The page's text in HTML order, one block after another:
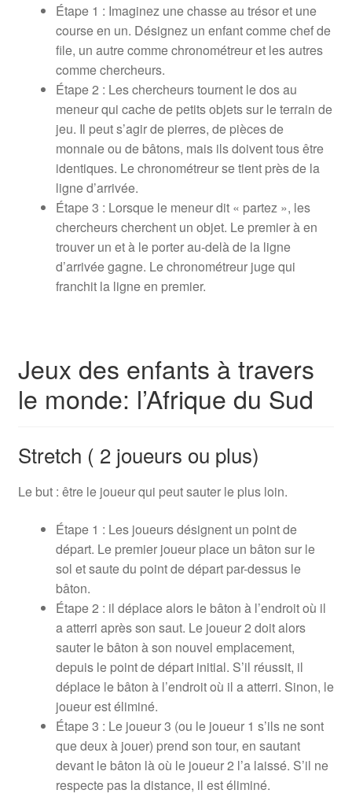
Étape 1 : Imaginez une chasse au trésor et une
course en un. Désignez un enfant comme chef de
file, un autre comme chronométreur et les autres
comme chercheurs.
Étape 2 : Les chercheurs tournent le dos au
meneur qui cache de petits objets sur le terrain de
jeu. Il peut s’agir de pierres, de pièces de
monnaie ou de bâtons, mais ils doivent tous être
identiques. Le chronométreur se tient près de la
ligne d’arrivée.
Étape 3 : Lorsque le meneur dit « partez », les
chercheurs cherchent un objet. Le premier à en
trouver un et à le porter au-delà de la ligne
d’arrivée gagne. Le chronométreur juge qui
franchit la ligne en premier.
Jeux des enfants à travers
le monde: l’Afrique du Sud
Stretch ( 2 joueurs ou plus)
Le but : être le joueur qui peut sauter le plus loin.
Étape 1 : Les joueurs désignent un point de
départ. Le premier joueur place un bâton sur le
sol et saute du point de départ par-dessus le
bâton.
Étape 2 : il déplace alors le bâton à l’endroit où il
a atterri après son saut. Le joueur 2 doit alors
sauter le bâton à son nouvel emplacement,
depuis le point de départ initial. S’il réussit, il
déplace le bâton à l’endroit où il a atterri. Sinon, le
joueur est éliminé.
Étape 3 : Le joueur 3 (ou le joueur 1 s’ils ne sont
que deux à jouer) prend son tour, en sautant
devant le bâton là où le joueur 2 l’a laissé. S’il ne
respecte pas la distance, il est éliminé.